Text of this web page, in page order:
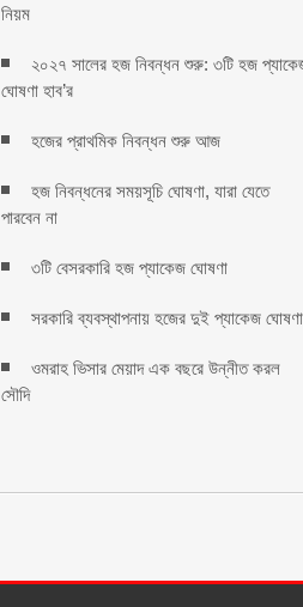
নিয়ম
২০২৭ সালের হজ নিবন্ধন শুরু: ৩টি হজ
ঘোষণা হাব’র
হজের প্রাথমিক নিবন্ধন শুরু আজ
হজ নিবন্ধনের সময়সূচি ঘোষণা, যারা যেতে
পারবেন না
৩টি বেসরকারি হজ প্যাকেজ ঘোষণা
সরকারি ব্যবস্থাপনায় হজের দুই প্যাকেজ ঘোষণা
ওমরাহ ভিসার মেয়াদ এক বছরে উন্নীত করল
সৌদি